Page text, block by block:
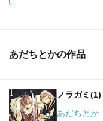
あだちとかの作品
ノラガミ
あだちとか